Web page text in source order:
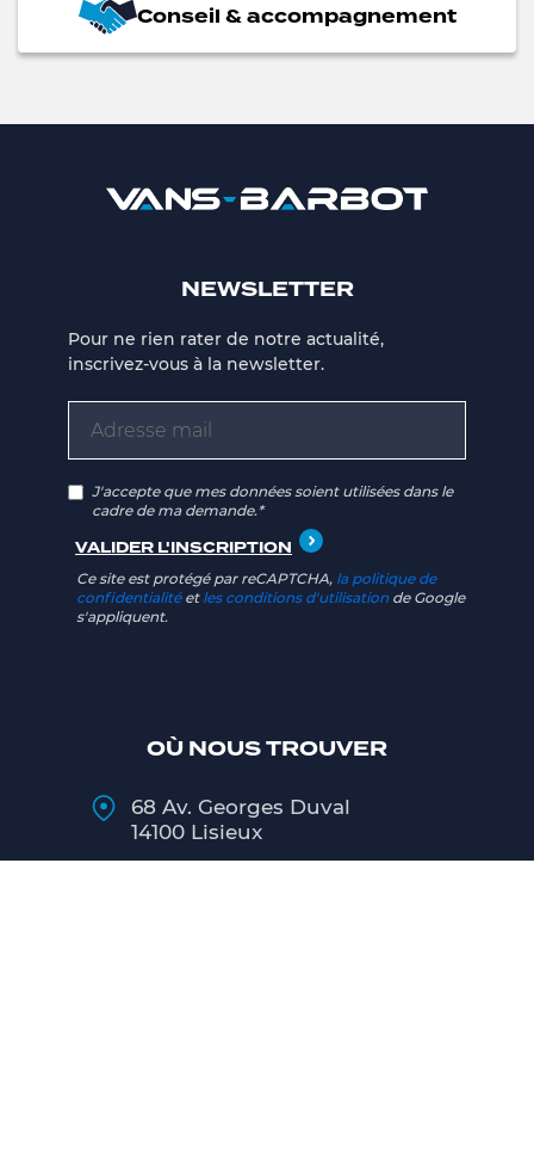
Conseil & accompagnement
OÙ NOUS TROUVER
68 Av. Georges Duval
14100 Lisieux
NEWSLETTER
Pour ne rien rater de notre actualité,
inscrivez-vous à la newsletter.
J'accepte que mes données soient utilisées dans le
cadre de ma demande.*
Ce site est protégé par reCAPTCHA, la politique de
confidentialitéet les conditions d'utilisation de Google
s'appliquent.